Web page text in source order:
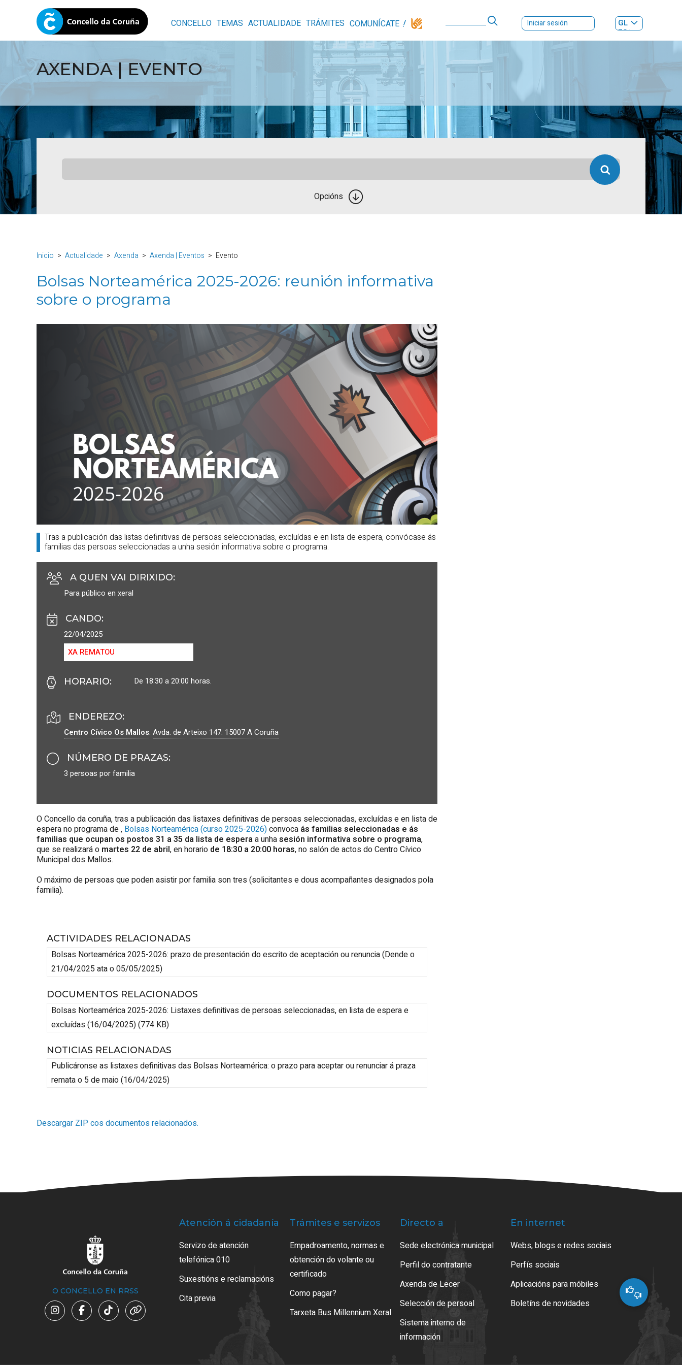
CONCELLO TEMAS ACTUALIDADE TRÁMITES COMUNÍCATE Iniciar sesión
GL
ES|
AXENDA | EVENTO
Opcións
Inicio Actualidade Axenda Axenda | Eventos Evento
Bolsas Norteamérica 2025-2026: reunión informativa
sobre o programa
Tras a publicación das listas definitivas de persoas seleccionadas, excluídas e en lista de espera, convócase ás
familias das persoas seleccionadas a unha sesión informativa sobre o programa.
A QUEN VAI DIRIXIDO:
Para público en xeral
CANDO:
22/04/2025
XA REMATOU
HORARIO: De 18:30 a 20:00 horas.
ENDEREZO:
Centro Cívico Os Mallos. Avda. de Arteixo 147. 15007A Coruña
NÚMERO DE PRAZAS:
3 persoas por familia
O Concello da coruña, tras a publicación das listaxes definitivas de persoas seleccionadas, excluídas e en lista de
espera no programa de , Bolsas Norteamérica (curso 2025-2026)convoca ás familias seleccionadas e ás
familias que ocupan os postos 31 a 35 da lista de esperaa unhasesión informativa sobre o programa,
que se realizará o martes 22 de abril, en horario de 18:30 a 20:00 horas, no salón de actos do Centro Cívico
Municipal dos Mallos.
O máximo de persoas que poden asistir por familia son tres (solicitantes e dous acompañantes designados pola
familia).
ACTIVIDADES RELACIONADAS
Bolsas Norteamérica 2025-2026: prazo de presentación do escrito de aceptación ou renuncia(Dende o
21/04/2025 ata o 05/05/2025)
DOCUMENTOS RELACIONADOS
Bolsas Norteamérica 2025-2026: Listaxes definitivas de persoas seleccionadas, en lista de espera e
excluídas (16/04/2025) (774 KB)
NOTICIAS RELACIONADAS
Publicáronse as listaxes definitivas das Bolsas Norteamérica: o prazo para aceptar ou renunciar á praza
remata o 5 de maio(16/04/2025)
Descargar ZIP cos documentos relacionados.
O CONCELLO EN RRSS
Atención á cidadanía
Servizo de atención
telefónica 010
Suxestións e reclamacións
Cita previa
Trámites e servizos
Empadroamento, normas e
obtención do volante ou
certificado
Como pagar?
Tarxeta Bus Millennium Xeral
Directo a
Sede electrónica municipal
Perfil do contratante
Axenda de Lecer
Selección de persoal
Sistema interno de
información
En internet
Webs, blogs e redes sociais
Perfís sociais
Aplicacións para móbiles
Boletíns de novidades